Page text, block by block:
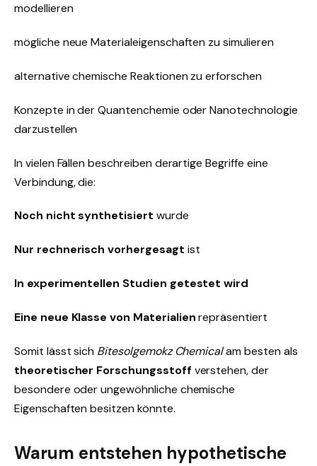
modellieren
mögliche neue Materialeigenschaften zu simulieren
alternative chemische Reaktionen zu erforschen
Konzepte in der Quantenchemie oder Nanotechnologie
darzustellen
In vielen Fällen beschreiben derartige Begriffe eine
Verbindung, die:
Noch nicht synthetisiert wurde
Nur rechnerisch vorhergesagt ist
In experimentellen Studien getestet wird
Eine neue Klasse von Materialienrepräsentiert
Somit lässt sich Bitesolgemokz Chemicalam besten als
theoretischer Forschungsstoff verstehen, der
besondere oder ungewöhnliche chemische
Eigenschaften besitzen könnte.
Warum entstehen hypothetische